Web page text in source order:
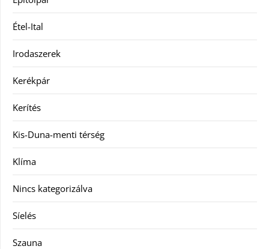
Étel-Ital
Irodaszerek
Kerékpár
Kerítés
Kis-Duna-menti térség
Klíma
Nincs kategorizálva
Síelés
Szauna